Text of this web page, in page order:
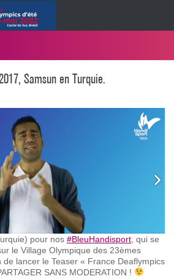
Samsun en Turquie.
pour nos #BleuHandisport , qui se
le Village Olympique des 23èmes
de lancer le Teaser « France Deaflympics
SANS MODERATION !